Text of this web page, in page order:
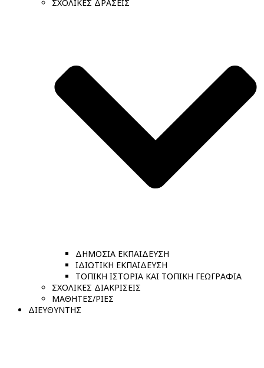
ΣΧΟΛΙΚΕΣ ΔΡΑΣΕΙΣ
ΔΗΜΟΣΙΑ ΕΚΠΑΙΔΕΥΣΗ
ΙΔΙΩΤΙΚΗ ΕΚΠΑΙΔΕΥΣΗ
ΤΟΠΙΚΗ ΙΣΤΟΡΙΑ ΚΑΙ ΤΟΠΙΚΗ ΓΕΩΓΡΑΦΙΑ
ΣΧΟΛΙΚΕΣ ΔΙΑΚΡΙΣΕΙΣ
ΜΑΘΗΤΕΣ/ΡΙΕΣ
ΔΙΕΥΘΥΝΤΗΣ